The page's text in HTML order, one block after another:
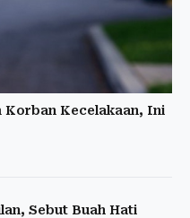
Korban Kecelakaan, Ini
Sebut Buah Hati